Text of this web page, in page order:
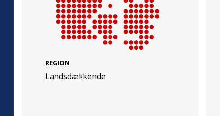
REGION
Landsdækkende
Facebook LinkedIn
TrygFonden
Facebook